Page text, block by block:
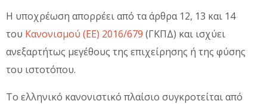
Η υποχρέωση απορρέει από τα άρθρα 12, 13 και 14
του Κανονισμού (ΕΕ) 2016/679 (ΓΚΠΔ) και ισχύει
ανεξαρτήτως μεγέθους της επιχείρησης ή της φύσης
του ιστοτόπου.
Το ελληνικό κανονιστικό πλαίσιο συγκροτείται από